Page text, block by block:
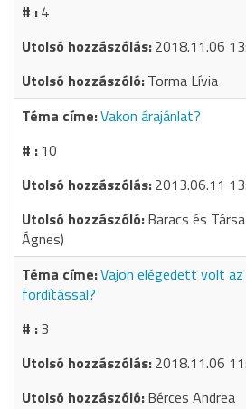
4
2018.11.06
Torma Lívia
Vakon árajánlat?
10
2013.06.11
Baracs és
Ágnes)
Vajon elégedett volt
fordítással?
3
2018.11.06
Bérces Andrea